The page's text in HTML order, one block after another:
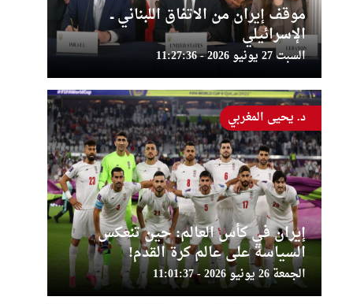
موقف إيران من الاتفاق اللبناني ــ
الإسرائيلي
السبت 27 يونيو 2026 - 11:27:36
إيران في كأس العالم: حين تنعكس
السياسة على عالم كرة القدم!
الجمعة 26 يونيو 2026 - 11:01:37
د. يحيى المغربي